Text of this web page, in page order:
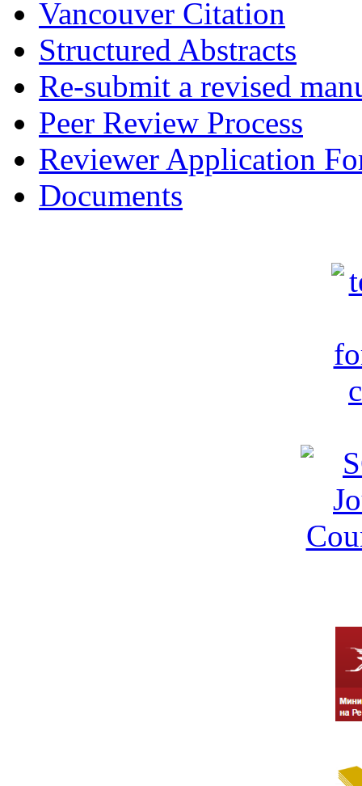
Vancouver Citation
Structured Abstracts
Re-submit a revised
Peer Review Process
Reviewer Application
Documents